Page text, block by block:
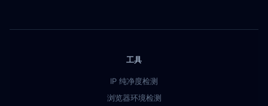
工具
IP 纯净度检测
浏览器环境检测